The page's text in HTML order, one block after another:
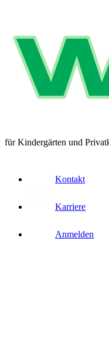
für Kindergärten und
Kontakt
Karriere
Anmelden